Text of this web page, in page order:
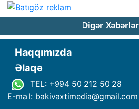
Digər Xəbərlər
Haqqımızda
Əlaqə
TEL: +994 50 212 50 28
E-mail: bakivaxtimedia@gmail.com